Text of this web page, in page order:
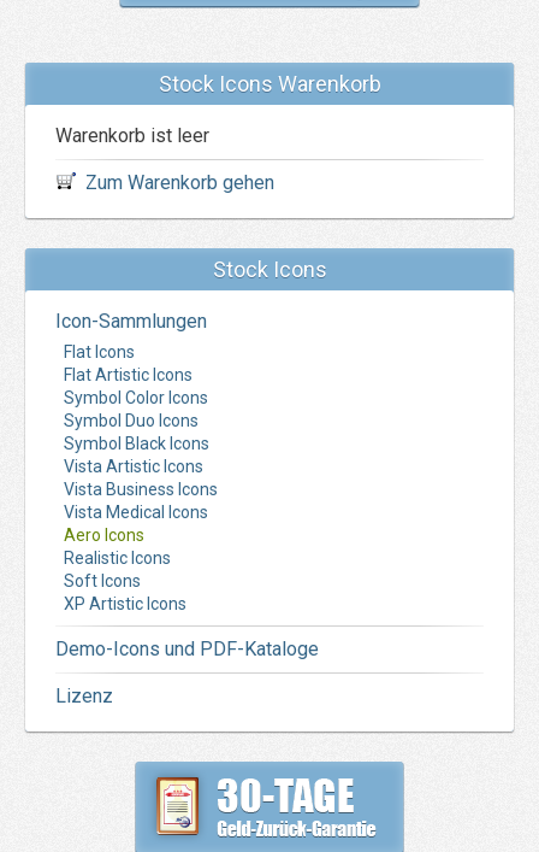
Stock Icons Warenkorb
Warenkorb ist leer
Zum Warenkorb gehen
Stock Icons
Icon-Sammlungen
Flat Icons
Flat Artistic Icons
Symbol Color Icons
Symbol Duo Icons
Symbol Black Icons
Vista Artistic Icons
Vista Business Icons
Vista Medical Icons
Aero Icons
Realistic Icons
Soft Icons
XP Artistic Icons
Demo-Icons und PDF-Kataloge
Lizenz